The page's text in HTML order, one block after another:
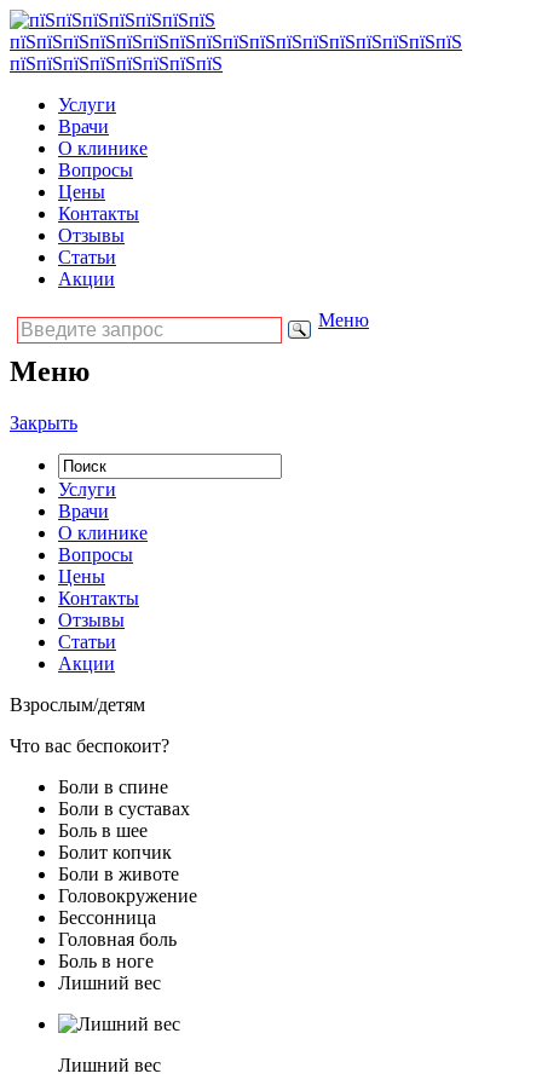
Услуги
Врачи
О клинике
Вопросы
Цены
Контакты
Отзывы
Статьи
Акции
Меню
Меню
Закрыть
Услуги
Врачи
О клинике
Вопросы
Цены
Контакты
Отзывы
Статьи
Акции
Взрослым/детям
Что вас беспокоит?
Боли в спине
Боли в суставах
Боль в шее
Болит копчик
Боли в животе
Головокружение
Бессонница
Головная боль
Боль в ноге
Лишний вес
Лишний вес